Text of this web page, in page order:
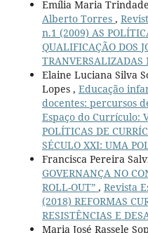
Emília Maria
Alberto Torres ,
n.1 (2009) AS
QUALIFICAÇÃO DOS
TRANVERSALIZADAS
Elaine Luciana Silva
Lopes , Educação
docentes: percursos
Espaço do Currículo:
POLÍTICAS DE
SÉCULO XXI: UMA
Francisca Pereira
GOVERNANÇA NO
ROLL-OUT” , Revista
(2018) REFORMAS
RESISTÊNCIAS E
Maria José Rassele